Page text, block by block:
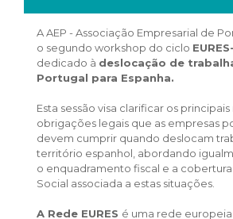
A AEP - Associação Empresarial de
o segundo workshop do ciclo
dedicado à deslocação de
Portugal para Espanha.
Esta sessão visa clarificar os
obrigações legais que as empresas
devem cumprir quando deslocam
território espanhol, abordando
o enquadramento fiscal e a
Social associada a estas situações.
A Rede EURES é uma rede